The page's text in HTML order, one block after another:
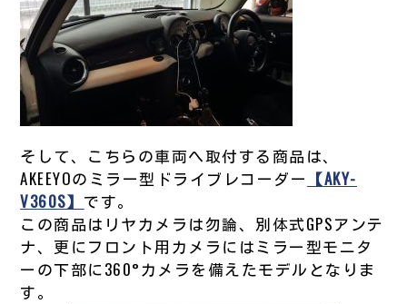
そして、こちらの車両へ取付する商品は、
AKEEYOのミラー型ドライブレコーダー 【AKY-
V360S】 です。
この商品はリヤカメラは勿論、別体式GPSアンテ
ナ、更にフロント用カメラにはミラー型モニタ
ーの下部に360°カメラを備えたモデルとなりま
す。